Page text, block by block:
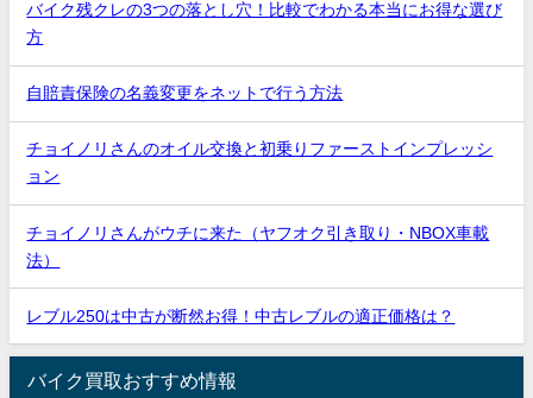
バイク残クレの3つの落とし穴！比較でわかる本当にお得な選び
方
自賠責保険の名義変更をネットで行う方法
チョイノリさんのオイル交換と初乗りファーストインプレッシ
ョン
チョイノリさんがウチに来た（ヤフオク引き取り・NBOX車載
法）
レブル250は中古が断然お得！中古レブルの適正価格は？
バイク買取おすすめ情報